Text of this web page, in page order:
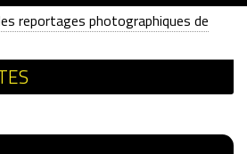
reportages photographiques de